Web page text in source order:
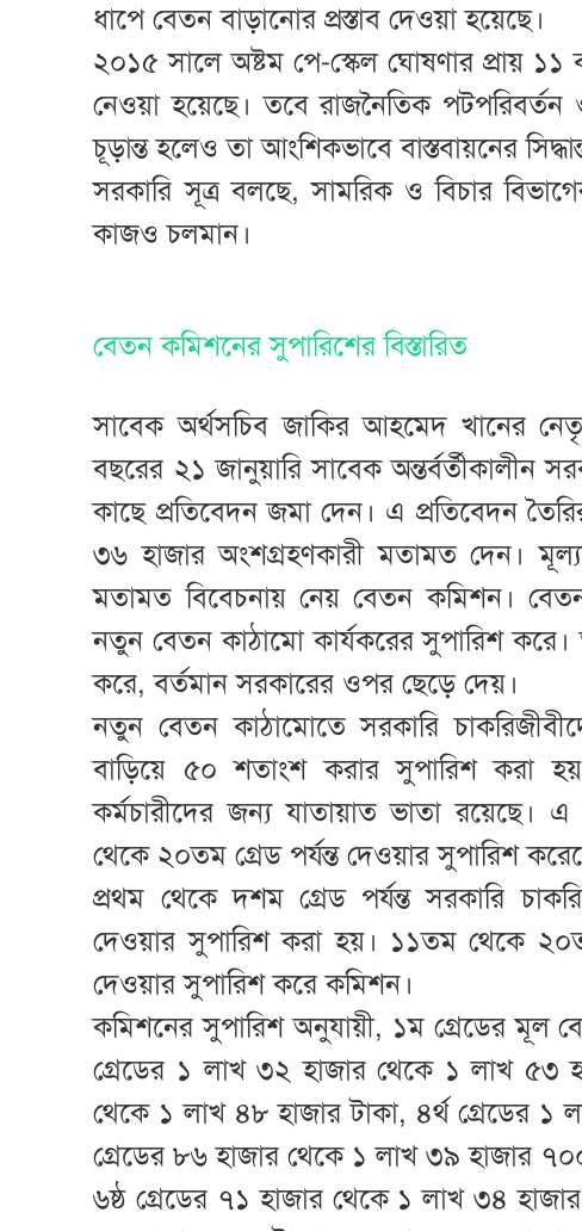
ধাপে বেতন বাড়ানোর প্রস্তাব দেওয়া হয়েছে।
২০১৫ সালে অষ্টম পে-স্কেল ঘোষণার প্রায়
নেওয়া হয়েছে। তবে রাজনৈতিক পটপরিবর্তন
চূড়ান্ত হলেও তা আংশিকভাবে বাস্তবায়নের
সরকারি সূত্র বলছে, সামরিক ও বিচার
কাজও চলমান।
বেতন কমিশনের সুপারিশের বিস্তারিত
সাবেক অর্থসচিব জাকির আহমেদ খানের
বছরের ২১ জানুয়ারি সাবেক অন্তর্বর্তীকালীন
কাছে প্রতিবেদন জমা দেন। এ প্রতিবেদন
৩৬ হাজার অংশগ্রহণকারী মতামত দেন।
মতামত বিবেচনায় নেয় বেতন কমিশন।
নতুন বেতন কাঠামো কার্যকরের সুপারিশ করে।
করে, বর্তমান সরকারের ওপর ছেড়ে দেয়।
নতুন বেতন কাঠামোতে সরকারি
বাড়িয়ে ৫০ শতাংশ করার সুপারিশ করা
কর্মচারীদের জন্য যাতায়াত ভাতা
থেকে ২০তম গ্রেড পর্যন্ত দেওয়ার সুপারিশ
প্রথম থেকে দশম গ্রেড পর্যন্ত সরকারি
দেওয়ার সুপারিশ করা হয়। ১১তম থেকে
দেওয়ার সুপারিশ করে কমিশন।
কমিশনের সুপারিশ অনুযায়ী, ১ম গ্রেডের মূল
গ্রেডের ১ লাখ ৩২ হাজার থেকে ১ লাখ ৫৩
থেকে ১ লাখ ৪৮ হাজার টাকা, ৪র্থ গ্রেডের
গ্রেডের ৮৬ হাজার থেকে ১ লাখ ৩৯ হাজার
৬ষ্ঠ গ্রেডের ৭১ হাজার থেকে ১ লাখ ৩৪